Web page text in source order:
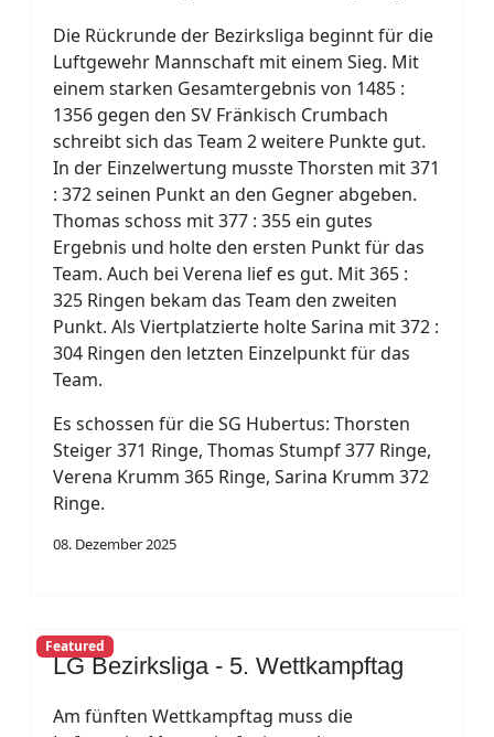
Die Rückrunde der Bezirksliga beginnt für die
Luftgewehr Mannschaft mit einem Sieg. Mit
einem starken Gesamtergebnis von 1485 :
1356 gegen den SV Fränkisch Crumbach
schreibt sich das Team 2 weitere Punkte gut.
In der Einzelwertung musste Thorsten mit 371
: 372 seinen Punkt an den Gegner abgeben.
Thomas schoss mit 377 : 355 ein gutes
Ergebnis und holte den ersten Punkt für das
Team. Auch bei Verena lief es gut. Mit 365 :
325 Ringen bekam das Team den zweiten
Punkt. Als Viertplatzierte holte Sarina mit 372 :
304 Ringen den letzten Einzelpunkt für das
Team.
Es schossen für die SG Hubertus: Thorsten
Steiger 371 Ringe, Thomas Stumpf 377 Ringe,
Verena Krumm 365 Ringe, Sarina Krumm 372
Ringe.
08. Dezember 2025
Featured
LG Bezirksliga - 5. Wettkampftag
Am fünften Wettkampftag muss die